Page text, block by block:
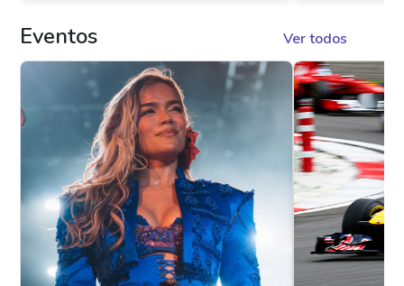
Eventos Ver todos